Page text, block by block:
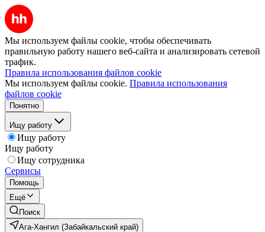
Мы используем файлы cookie, чтобы обеспечивать
правильную работу нашего веб-сайта и анализировать сетевой
трафик.
Правила использования файлов cookie
Мы используем файлы cookie. Правила использования
файлов cookie
Понятно
Ищу работу
Ищу работу
Ищу работу
Ищу сотрудника
Сервисы
Помощь
Ещё
Поиск
Ага-Хангил (Забайкальский край)